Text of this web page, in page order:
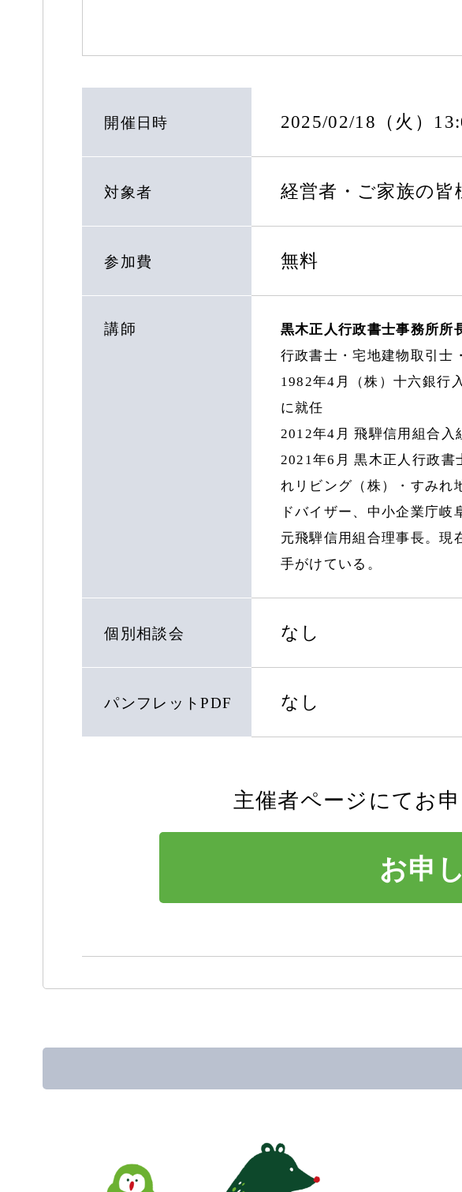
開催日時 2025/02/18（火）
対象者 経営者・ご家族の皆
参加費 無料
講師
黒木正人行政書士事務所
行政書士・宅地建物取引士
1982年4月（株）十六銀行
に就任
2012年4月 飛騨信用組合
2021年6月 黒木正人行政書
れリビング（株）・すみれ
ドバイザー、中小企業庁岐
元飛騨信用組合理事長。現
手がけている。
個別相談会 なし
パンフレットPDF なし
主催者ページにてお
お申